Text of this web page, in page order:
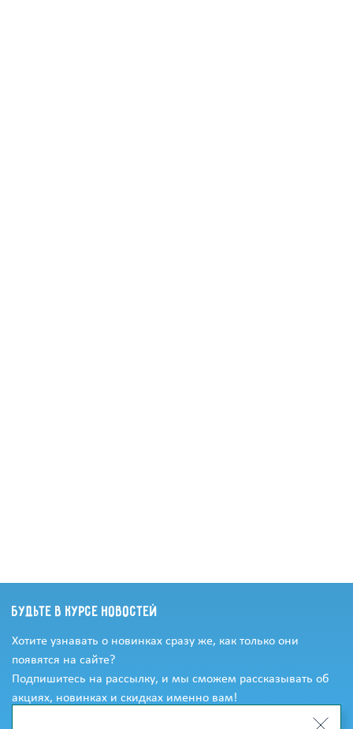
Будьте в курсе новостей
Хотите узнавать о новинках сразу же, как только они
появятся на сайте?
Подпишитесь на рассылку, и мы сможем рассказывать об
акциях, новинках и скидках именно вам!